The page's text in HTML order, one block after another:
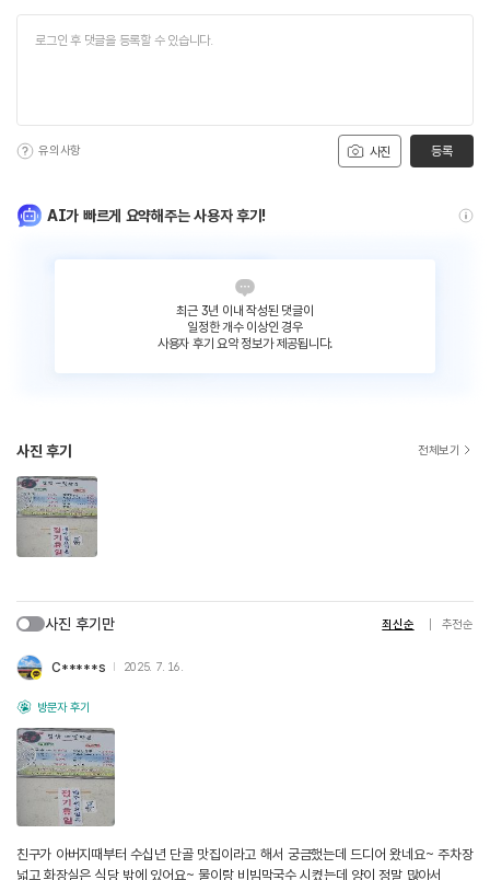
사진
유의사항 등록
AI가 빠르게 요약해주는 사용자 후기!
최근 3년 이내 작성된 댓글이
일정한 개수 이상인 경우
사용자 후기 요약 정보가 제공됩니다.
사진 후기 전체보기
사진 후기만 최신순 추천순
C*****s 2025. 7. 16.
방문자 후기
친구가 아버지때부터 수십년 단골 맛집이라고 해서 궁금했는데 드디어 왔네요~ 주차장
넓고 화장실은 식당 밖에 있어요~ 물이랑 비빔막국수 시켰는데 양이 정말 많아서